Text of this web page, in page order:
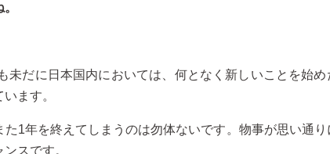
未だに日本国内においては、何となく新しいことを始め
ます。
1年を終えてしまうのは勿体ないです。物事が思い通り
スです。